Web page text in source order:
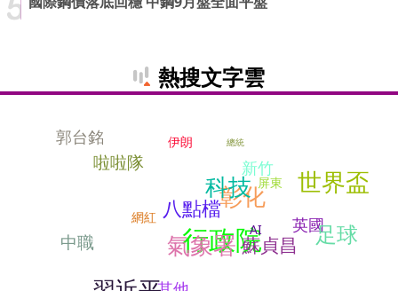
熱搜文字雲
行政院
彰化
氣象署
伊朗
啦啦隊
科技
蘇貞昌
新竹
英國
世界盃
總統
八點檔
足球
AI
郭台銘
屏東
網紅
中職